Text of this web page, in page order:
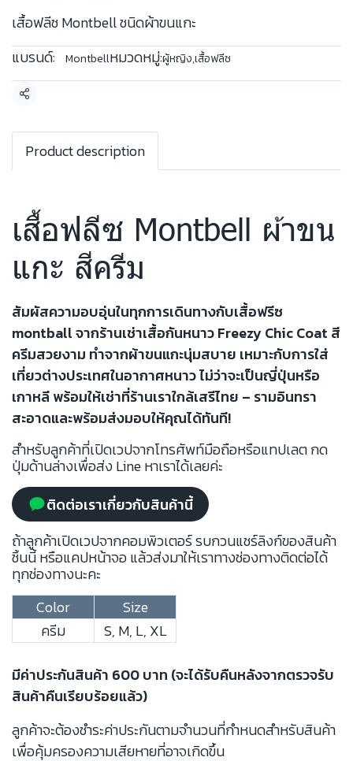
เสื้อฟลีซ Montbell ชนิดผ้าขนแกะ
แบรนด์:
Montbellหมวดหมู่:ผู้หญิง,เสื้อฟลีซ
แชร์
Product description
เสื้อฟลีซ Montbell ผ้าขน
แกะ สีครีม
สัมผัสความอบอุ่นในทุกการเดินทางกับเสื้อฟรีซ
montball จากร้านเช่าเสื้อกันหนาว Freezy Chic Coat สี
ครีมสวยงาม ทำจากผ้าขนแกะนุ่มสบาย เหมาะกับการใส่
เที่ยวต่างประเทศในอากาศหนาว ไม่ว่าจะเป็นญี่ปุ่นหรือ
เกาหลี พร้อมให้เช่าที่ร้านเราใกล้เสรีไทย – รามอินทรา
สะอาดและพร้อมส่งมอบให้คุณได้ทันที!
สำหรับลูกค้าที่เปิดเวปจากโทรศัพท์มือถือหรือแทปเลต กด
ปุ่มด้านล่างเพื่อส่ง Line หาเราได้เลยค่ะ
ติดต่อเราเกี่ยวกับสินค้านี้
ถ้าลูกค้าเปิดเวปจากคอมพิวเตอร์ รบกวนแชร์ลิงก์ของสินค้า
ชิ้นนี้ หรือแคปหน้าจอ แล้วส่งมาให้เราทางช่องทางติดต่อได้
ทุกช่องทางนะคะ
Color
Size
ครีม
S, M, L, XL
มีค่าประกันสินค้า 600 บาท (จะได้รับคืนหลังจากตรวจรับ
สินค้าคืนเรียบร้อยแล้ว)
ลูกค้าจะต้องชำระค่าประกันตามจำนวนที่กำหนดสำหรับสินค้า
เพื่อคุ้มครองความเสียหายที่อาจเกิดขึ้น